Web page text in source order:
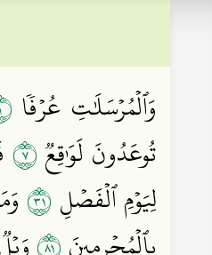
وَٱلۡمُرۡسَلَٰتِ عُرۡفٗا
تُوعَدُونَ لَوَٰقِعٞ٧
لِيَوۡمِ ٱلۡفَصۡلِ ١٣